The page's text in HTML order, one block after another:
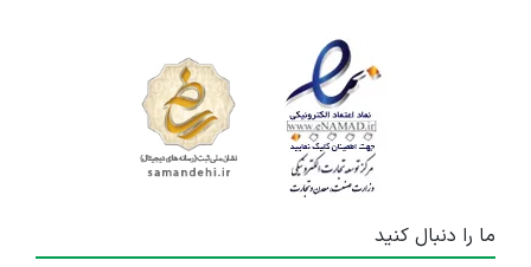
ما را دنبال کنید